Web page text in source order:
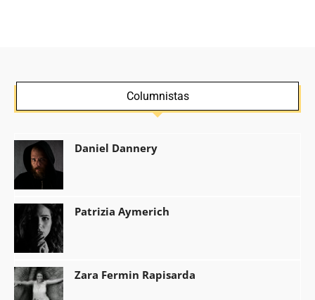
Columnistas
Daniel Dannery
Patrizia Aymerich
Zara Fermin Rapisarda